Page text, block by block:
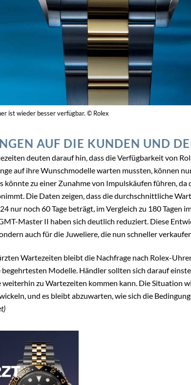
ist wieder besser verfügbar. © Rolex
AUF DIE KUNDEN UND
deuten darauf hin, dass die Verfügbarkeit von
auf ihre Wunschmodelle warten mussten, können
könnte zu einer Zunahme von Impulskäufen führen, da
Die Daten zeigen, dass die durchschnittliche
nur noch 60 Tage beträgt, im Vergleich zu 180 Tagen
Master II haben sich deutlich reduziert. Diese
auch für die Juweliere, die nun schneller
Wartezeiten bleibt die Nachfrage nach Rolex-
Modelle. Händler sollten sich darauf
zu Wartezeiten kommen kann. Die Situation
und es bleibt abzuwarten, wie sich die